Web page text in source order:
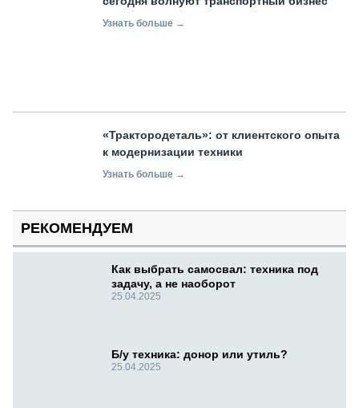
Узнать больше →
«Трактородеталь»: от клиентского опыта
к модернизации техники
Узнать больше →
РЕКОМЕНДУЕМ
Как выбрать самосвал: техника под
задачу, а не наоборот
25.04.2025
Б/у техника: донор или утиль?
25.04.2025